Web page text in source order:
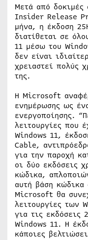
Μετά από δοκιμές
Insider Release
μήνα, η έκδοση
διατίθεται σε
11 μέσω του
δεν είναι
χρειαστεί πολύς
της.
Η Microsoft
ενημέρωσης ως
ενεργοποίησης.
λειτουργίες που
Windows 11,
Cable,
για την παροχή
οι δύο εκδόσεις
κώδικα,
αυτή βάση κώδικα
Microsoft θα
λειτουργίες των
για τις εκδόσεις
Windows 11. Η
κάποιες